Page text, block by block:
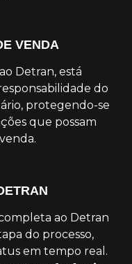
VENDA
Detran, está
do
protegendo-se
que possam
ao Detran
do processo,
em tempo real.